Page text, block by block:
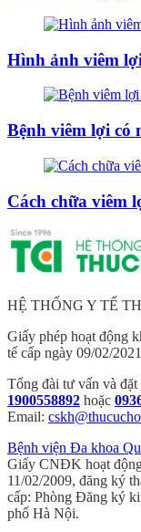
Hình ảnh viêm
Bệnh viêm lợi có
Cách chữa viêm
HỆ THỐNG Y TẾ
Giấy phép hoạt động
tế cấp ngày 09/02/2021
Tổng đài tư vấn và đặt
1900558892 hoặc
Email:
Bệnh viện Đa khoa
Giấy CNĐK hoạt
11/02/2009, đăng ký
cấp: Phòng Đăng ký
phố Hà Nội.